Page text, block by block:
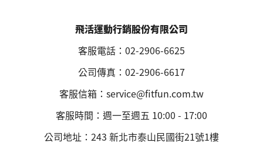
飛活運動行銷股份有限公司
客服電話：02-2906-6625
公司傳真：02-2906-6617
客服信箱：service@fitfun.com.tw
客服時間：週一至週五 10:00 - 17:00
公司地址：243 新北市泰山民國街21號1樓